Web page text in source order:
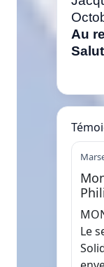
Au
Le